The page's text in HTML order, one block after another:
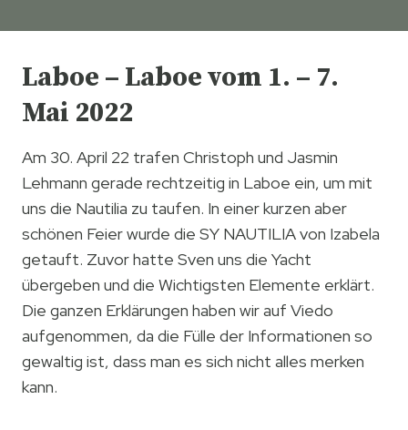
Laboe – Laboe vom 1. – 7.
Mai 2022
Am 30. April 22 trafen Christoph und Jasmin
Lehmann gerade rechtzeitig in Laboe ein, um mit
uns die Nautilia zu taufen. In einer kurzen aber
schönen Feier wurde die SY NAUTILIA von Izabela
getauft. Zuvor hatte Sven uns die Yacht
übergeben und die Wichtigsten Elemente erklärt.
Die ganzen Erklärungen haben wir auf Viedo
aufgenommen, da die Fülle der Informationen so
gewaltig ist, dass man es sich nicht alles merken
kann.